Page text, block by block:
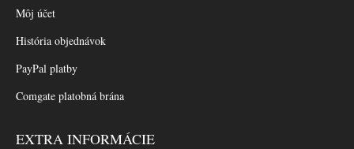
Môj účet
História objednávok
PayPal platby
Comgate platobná brána
EXTRA INFORMÁCIE